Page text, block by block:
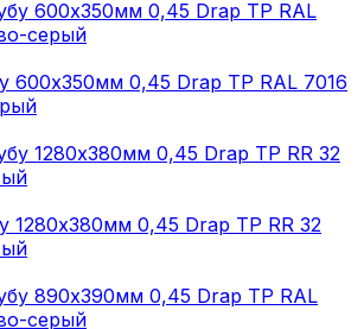
600х350мм 0,45 Drap ТР RAL 7016
1280х380мм 0,45 Drap ТР RR 32